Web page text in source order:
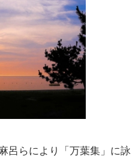
呂らにより「万葉集」に詠